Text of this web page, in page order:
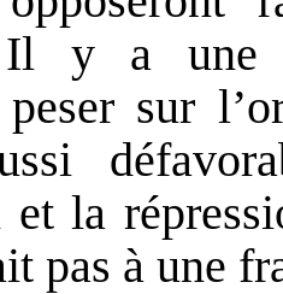
Il y a une
sur
et la
pas à une